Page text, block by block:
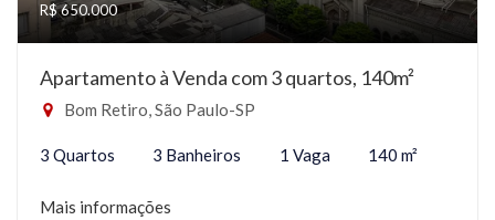
R$ 650.000
Apartamento à Venda com 3 quartos, 140m²
Bom Retiro, São Paulo-SP
3 Quartos 3 Banheiros 1 Vaga 140 m²
Mais informações